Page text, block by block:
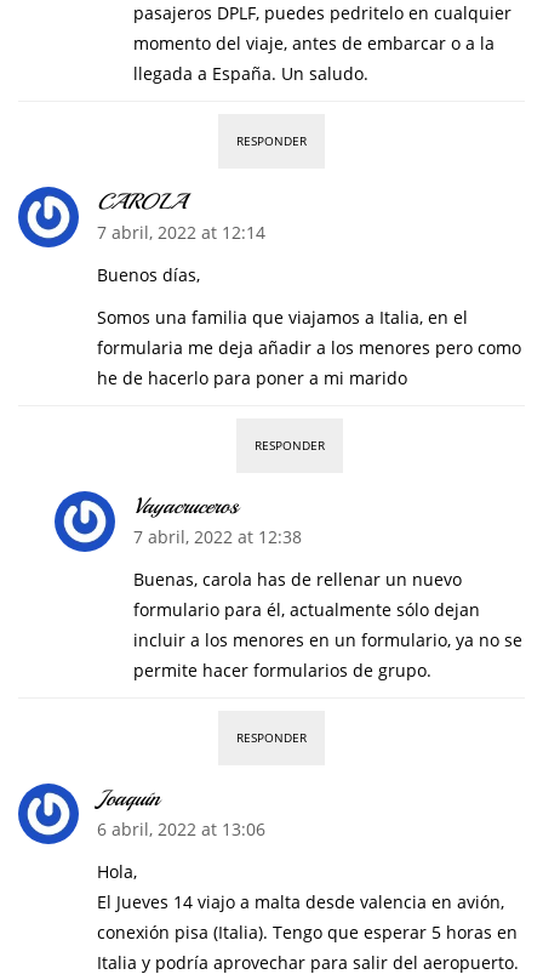
pasajeros DPLF, puedes pedritelo en cualquier
momento del viaje, antes de embarcar o a la
llegada a España. Un saludo.
RESPONDER
CAROLA
7 abril, 2022 at 12:14
Buenos días,
Somos una familia que viajamos a Italia, en el
formularia me deja añadir a los menores pero como
he de hacerlo para poner a mi marido
RESPONDER
Vayacruceros
7 abril, 2022 at 12:38
Buenas, carola has de rellenar un nuevo
formulario para él, actualmente sólo dejan
incluir a los menores en un formulario, ya no se
permite hacer formularios de grupo.
RESPONDER
Joaquín
6 abril, 2022 at 13:06
Hola,
El Jueves 14 viajo a malta desde valencia en avión,
conexión pisa (Italia). Tengo que esperar 5 horas en
Italia y podría aprovechar para salir del aeropuerto.